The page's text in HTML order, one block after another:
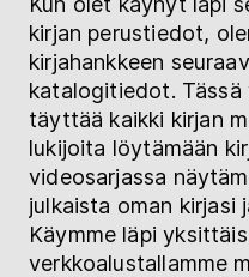
kirjan perustiedot,
kirjahankkeen
katalogitiedot. Tässä
täyttää kaikki kirjan
lukijoita löytämään
videosarjassa
julkaista oman kirjasi
Käymme läpi
verkkoalustallamme